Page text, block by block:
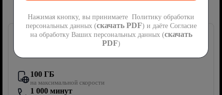
Первый мобильный
100 ГБ
на максимальной скорости
1 000 минут
Нажимая кнопку, вы принимаете Политику обработки
персональных данных (скачать PDF) и даёте Согласие
на обработку Ваших персональных данных (скачать
PDF)